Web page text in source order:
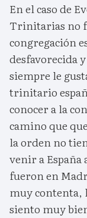
En el caso de
Trinitarias no
congregación
desfavorecida
siempre le
trinitario
conocer a la
camino que
la orden no
venir a
fueron en
muy contenta,
siento muy